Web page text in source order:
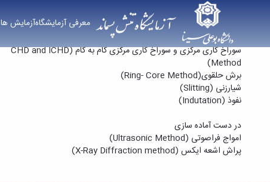
معرفی آزمایشگاهآزمایش ها پراش اشعه ایکس (X-Ray Diffraction method) - آزمایشگاه تنش پسماند
آزمایش ها
کانتور متد (Contour Method)
سوراخ کاری مرکزی و سوراخ کاری مرکزی گام به گام (CHD and ICHD
Method)
برش حلقوی(Ring- Core Method)
شیارزنی (Slitting)
نفوذ (Indutation)
در دست آماده سازی
امواج فراصوتی (Ultrasonic Method)
پراش اشعه ایکس (X-Ray Diffraction method)